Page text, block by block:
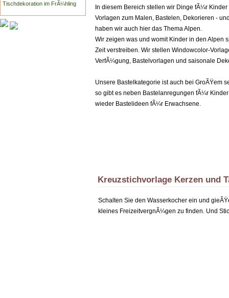
Tischdekoration im FrÃ¼hling
In diesem Bereich stellen wir Dinge fÃ¼r
Vorlagen zum Malen, Bastelen, Dekorieren -
haben wir auch hier das Thema Alpen.
Wir zeigen was und womit Kinder in den Alpen
Zeit verstreiben. Wir stellen Windowcolor-
VerfÃ¼gung, Bastelvorlagen und saisonale
Unsere Bastelkategorie ist auch bei GroÃŸem
so gibt es neben Bastelanregungen fÃ¼r
wieder Bastelideen fÃ¼r Erwachsene.
Kreuzstichvorlage Kerzen und
Schalten Sie den Wasserkocher ein und
kleines FreizeitvergnÃ¼gen zu finden. Und